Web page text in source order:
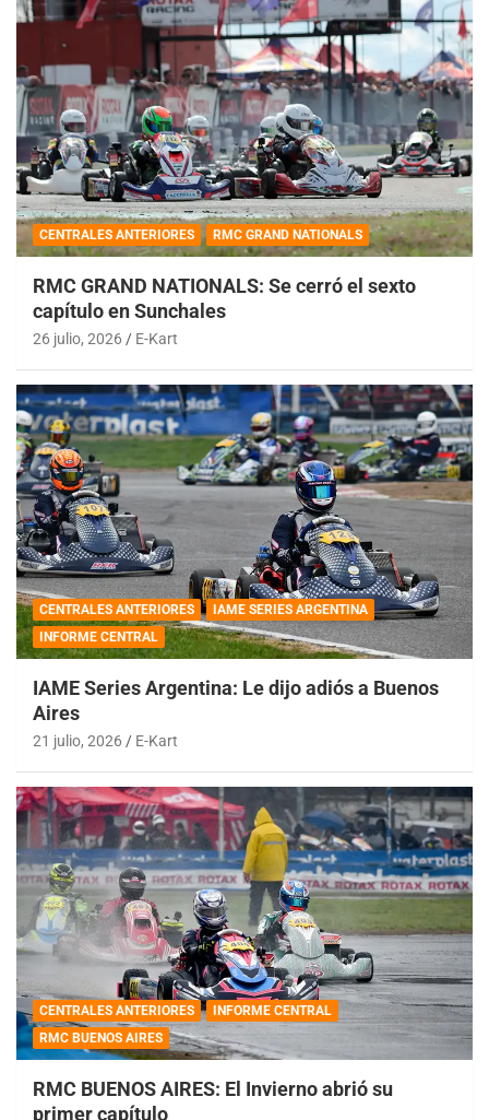
CENTRALES ANTERIORES RMC GRAND NATIONALS
RMC GRAND NATIONALS: Se cerró el sexto
capítulo en Sunchales
26 julio, 2026 E-Kart
CENTRALES ANTERIORES
IAME SERIES ARGENTINA
INFORME CENTRAL
IAME Series Argentina: Le dijo adiós a Buenos
Aires
21 julio, 2026 E-Kart
CENTRALES ANTERIORES
INFORME CENTRAL
RMC BUENOS AIRES
RMC BUENOS AIRES: El Invierno abrió su
primer capítulo